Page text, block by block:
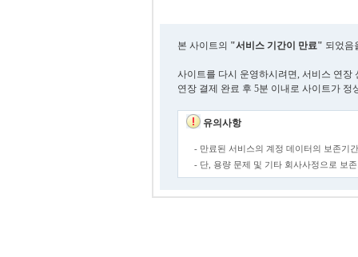
본 사이트의 "서비스 기간이 만료" 되었음
사이트를 다시 운영하시려면, 서비스 연장
연장 결제 완료 후 5분 이내로 사이트가 정
유의사항
- 만료된 서비스의 계정 데이터의 보존기
- 단, 용량 문제 및 기타 회사사정으로 보